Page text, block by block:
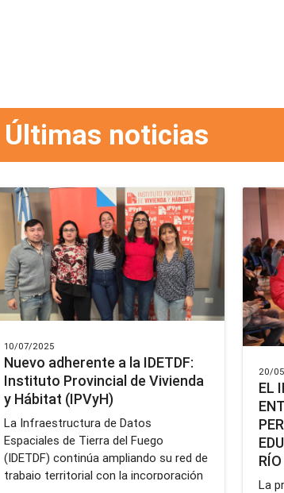
Últimas noticias
10/07/2025
Nuevo adherente a la IDETDF:
Instituto Provincial de Vivienda
y Hábitat (IPVyH)
La Infraestructura de Datos
Espaciales de Tierra del Fuego
(IDETDF) continúa ampliando su red de
trabajo territorial con la incorporación
20/
EL
La